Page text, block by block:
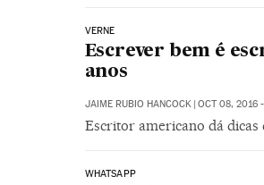
VERNE
Escrever bem é
anos
JAIME RUBIO HANCOCK OCT 08, 2016
Escritor americano dá
WHATSAPP